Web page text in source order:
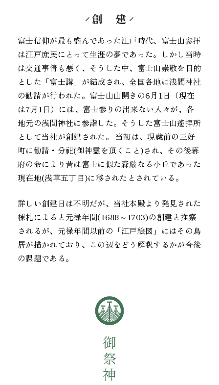
創 建
富士信仰が最も盛んであった江戸時代、富士山参拝
は江戸庶民にとって生涯の夢であった。しかし当時
は交通事情も悪く、そうした中、富士山崇敬を目的
とした「富士講」が結成され、全国各地に浅間神社
の勧請が行われた。富士山山開きの6月1日（現在
は7月1日）には、富士参りの出来ない人々が、各
地元の浅間神社に参詣した。そうした富士山遙拝所
として当社が創建された。 当初は、現蔵前の三好
町に勧請・分祀(御神霊を頂くこと)され、その後幕
府の命により昔は富士に似た森厳なる小丘であった
現在地(浅草五丁目)に移されたとされている。
詳しい創建日は不明だが、当社本殿より発見された
棟札によると元禄年間(1688～1703)の創建と推察
されるが、元禄年間以前の「江戸絵図」にはその鳥
居が描かれており、この辺をどう解釈するかが今後
の課題である。